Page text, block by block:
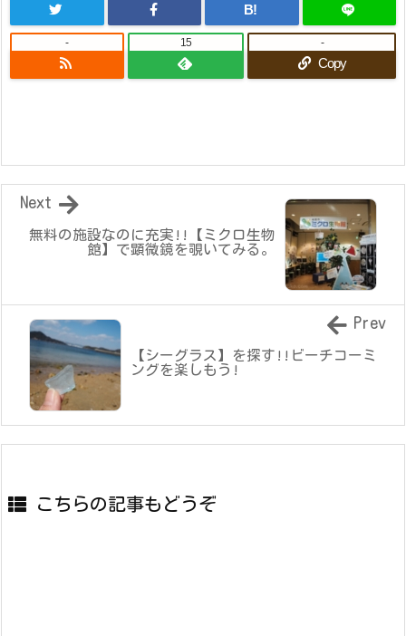
B!
- 15
Copy
-
無料の施設なのに充実!!【ミクロ生物
館】で顕微鏡を覗いてみる。
Next
【シーグラス】を探す!!ビーチコーミ
ングを楽しもう!
Prev
こちらの記事もどうぞ